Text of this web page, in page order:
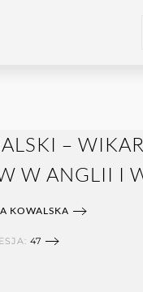
–
W ANGLII I
KOWALSKA
47